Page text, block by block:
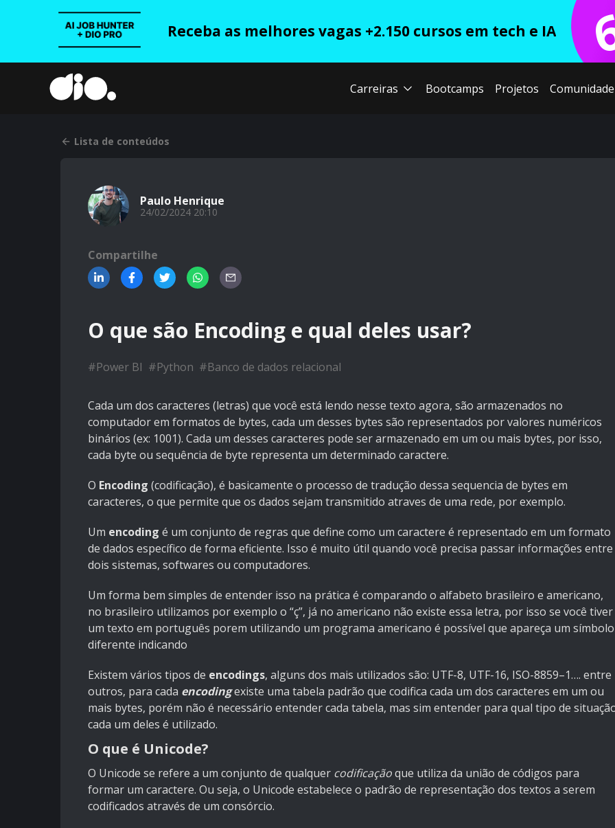
Receba as melhores vagas +2.150 cursos em tech e IA
Carreiras Bootcamps Projetos Comunidade
Lista de conteúdos
Paulo Henrique
24/02/2024 20:10
Compartilhe
O que são Encoding e qual deles usar?
#Power BI #Python #Banco de dados relacional
Cada um dos caracteres (letras) que você está lendo nesse texto agora, são armazenados no
computador em formatos de bytes, cada um desses bytes são representados por valores numéricos
binários (ex: 1001). Cada um desses caracteres pode ser armazenado em um ou mais bytes, por isso,
cada byte ou sequência de byte representa um determinado caractere.
O Encoding (codificação), é basicamente o processo de tradução dessa sequencia de bytes em
caracteres, o que permite que os dados sejam transmitido atraves de uma rede, por exemplo.
Um encoding é um conjunto de regras que define como um caractere é representado em um formato
de dados específico de forma eficiente. Isso é muito útil quando você precisa passar informações entre
dois sistemas, softwares ou computadores.
Um forma bem simples de entender isso na prática é comparando o alfabeto brasileiro e americano,
no brasileiro utilizamos por exemplo o “ç”, já no americano não existe essa letra, por isso se você tiver
um texto em português porem utilizando um programa americano é possível que apareça um símbolo
diferente indicando
Existem vários tipos de encodings, alguns dos mais utilizados são: UTF-8, UTF-16, ISO-8859–1…. entre
outros, para cada encodingexiste uma tabela padrão que codifica cada um dos caracteres em um ou
mais bytes, porém não é necessário entender cada tabela, mas sim entender para qual tipo de
cada um deles é utilizado.
O que é Unicode?
O Unicode se refere a um conjunto de qualquer codificaçãoque utiliza da união de códigos para
formar um caractere. Ou seja, o Unicode estabelece o padrão de representação dos textos a serem
codificados através de um consórcio.